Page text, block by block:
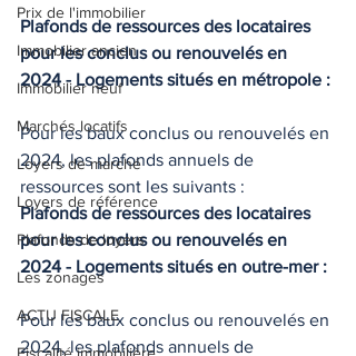
Prix de l'immobilier
Immobilier ancien
Immobilier neuf
Marchés locatifs
Loyers de marché
Loyers de référence
Plafonds de loyers
Les zonages
ACTU FISCALE
Plafonds de ressources des locataires
pour les conclus ou renouvelés en
2024 - Logements situés en métropole :
Pour les baux conclus ou renouvelés en
2024, les plafonds annuels de
ressources sont les suivants :
Plafonds de ressources des locataires
pour les conclus ou renouvelés en
2024 - Logements situés en outre-mer :
Pour les baux conclus ou renouvelés en
2024, les plafonds annuels de